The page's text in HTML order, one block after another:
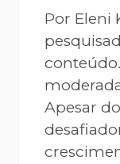
Por Eleni
Apesar